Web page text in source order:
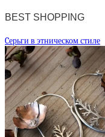
BEST SHOPPING
Cерьги в этническом стиле